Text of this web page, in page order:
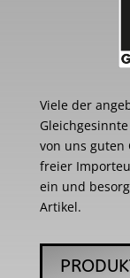
Viele der
von uns guten
freier
ein und
Artikel.